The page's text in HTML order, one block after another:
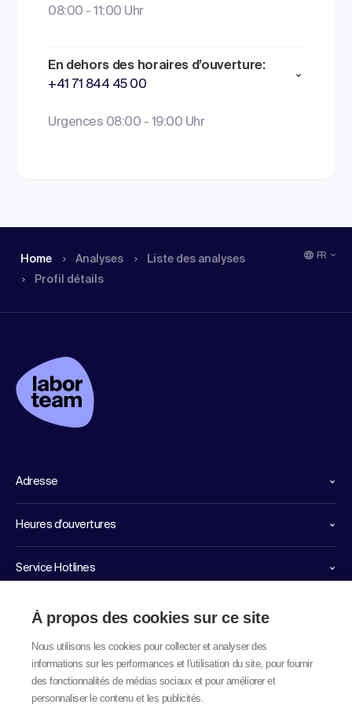
08:00 - 11:00 Uhr
En dehors des horaires d’ouverture:
+41 71 844 45 00
Urgences 08:00 - 19:00 Uhr
Home Analyses
Liste des analyses
Profil détails
FR
Adresse
Heures d'ouvertures
Service Hotlines
Liens importants
À propos des cookies sur ce site
Nous utilisons les cookies pour collecter et analyser des
informations sur les performances et l'utilisation du site, pour fournir
des fonctionnalités de médias sociaux et pour améliorer et
personnaliser le contenu et les publicités.